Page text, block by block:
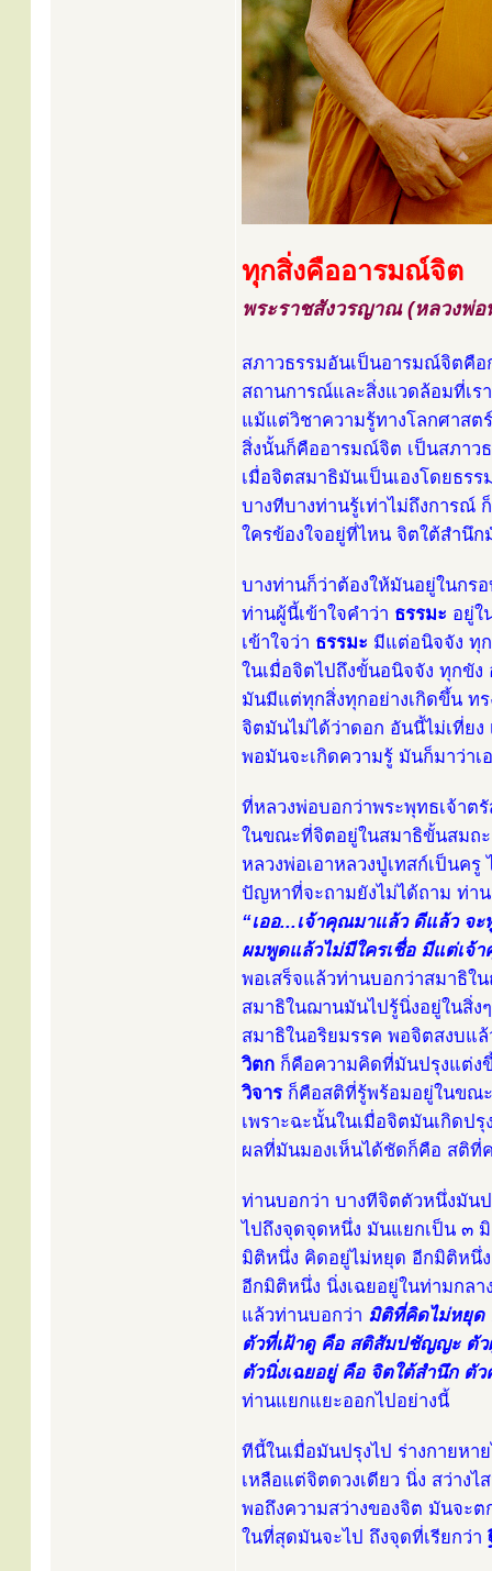
ทุกสิ่งคืออารมณ์จิต
พระราชสังวรญาณ (หลวงพ่อ
สภาวธรรมอันเป็นอารมณ์จิตคือ
สถานการณ์และสิ่งแวดล้อมที่เร
แม้แต่วิชาความรู้ทางโลกศาสต
สิ่งนั้นก็คืออารมณ์จิต เป็นสภาว
เมื่อจิตสมาธิมันเป็นเองโดยธร
บางทีบางท่านรู้เท่าไม่ถึงการ
ใครข้องใจอยู่ที่ไหน จิตใต้สำนึ
บางท่านก็ว่าต้องให้มันอยู่ในกร
ท่านผู้นี้เข้าใจคำว่า ธรรมะ อยู่ใ
เข้าใจว่า ธรรมะ มีแต่อนิจจัง ทุ
ในเมื่อจิตไปถึงขั้นอนิจจัง ทุกขั
มันมีแต่ทุกสิ่งทุกอย่างเกิดขึ้น ท
จิตมันไม่ได้ว่าดอก อันนี้ไม่เที่ย
พอมันจะเกิดความรู้ มันก็มาว่า
ที่หลวงพ่อบอกว่าพระพุทธเจ้าต
ในขณะที่จิตอยู่ในสมาธิขั้นสมถะ
หลวงพ่อเอาหลวงปู่เทสก์เป็นค
ปัญหาที่จะถามยังไม่ได้ถาม ท่า
“เออ...เจ้าคุณมาแล้ว ดีแล้ว จะ
ผมพูดแล้วไม่มีใครเชื่อ มีแต่เจ้
พอเสร็จแล้วท่านบอกว่าสมาธิใ
สมาธิในฌานมันไปรู้นิ่งอยู่ในสิ่ง
สมาธิในอริยมรรค พอจิตสงบแ
วิตก ก็คือความคิดที่มันปรุงแต่ง
วิจารก็คือสติที่รู้พร้อมอยู่ในขณ
เพราะฉะนั้นในเมื่อจิตมันเกิดป
ผลที่มันมองเห็นได้ชัดก็คือ สติที่
ท่านบอกว่า บางทีจิตตัวหนึ่งมัน
ไปถึงจุดจุดหนึ่ง มันแยกเป็น ๓
มิติหนึ่ง คิดอยู่ไม่หยุด อีกมิติหนึ่ง
อีกมิติหนึ่ง นิ่งเฉยอยู่ในท่ามกลา
แล้วท่านบอกว่า มิติที่คิดไม่หยุด
ตัวที่เฝ้าดู คือ สติสัมปชัญญะ ตัว
ตัวนิ่งเฉยอยู่ คือ จิตใต้สำนึก ตัว
ท่านแยกแยะออกไปอย่างนี้
ทีนี้ในเมื่อมันปรุงไป ร่างกายหา
เหลือแต่จิตดวงเดียว นิ่ง สว่าง
พอถึงความสว่างของจิต มันจะ
ในที่สุดมันจะไป ถึงจุดที่เรียกว่า